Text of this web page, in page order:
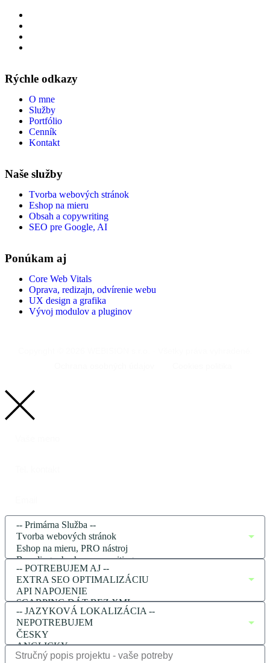
Rýchle odkazy
O mne
Služby
Portfólio
Cenník
Kontakt
Naše služby
Tvorba webových stránok
Eshop na mieru
Obsah a copywriting
SEO pre Google, AI
Ponúkam aj
Core Web Vitals
Oprava, redizajn, odvírenie webu
UX design a grafika
Vývoj modulov a pluginov